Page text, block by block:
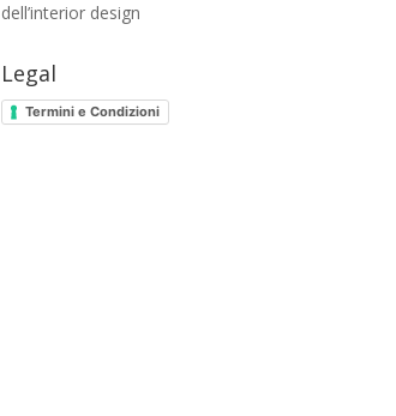
dell’interior design
Legal
Termini e Condizioni